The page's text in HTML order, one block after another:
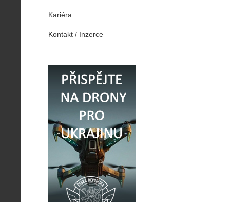
Kariéra
Kontakt / Inzerce